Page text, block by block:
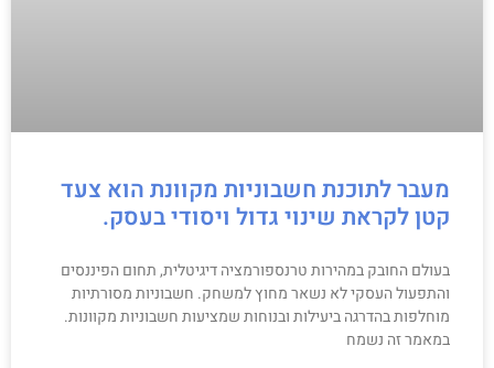
מעבר לתוכנת חשבוניות מקוונת הוא צעד
קטן לקראת שינוי גדול ויסודי בעסק.
בעולם החובק במהירות טרנספורמציה דיגיטלית, תחום הפיננסים
והתפעול העסקי לא נשאר מחוץ למשחק. חשבוניות מסורתיות
מוחלפות בהדרגה ביעילות ובנוחות שמציעות חשבוניות מקוונות.
במאמר זה נשמח